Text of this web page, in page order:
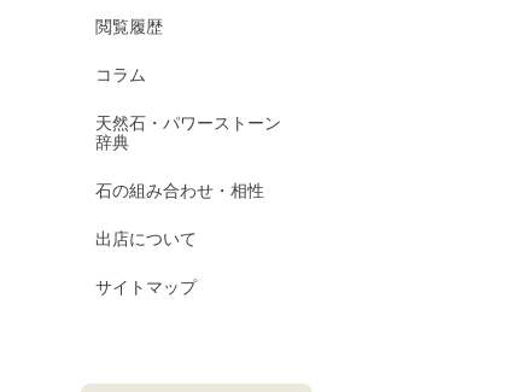
閲覧履歴
コラム
天然石・パワーストーン
辞典
石の組み合わせ・相性
出店について
サイトマップ